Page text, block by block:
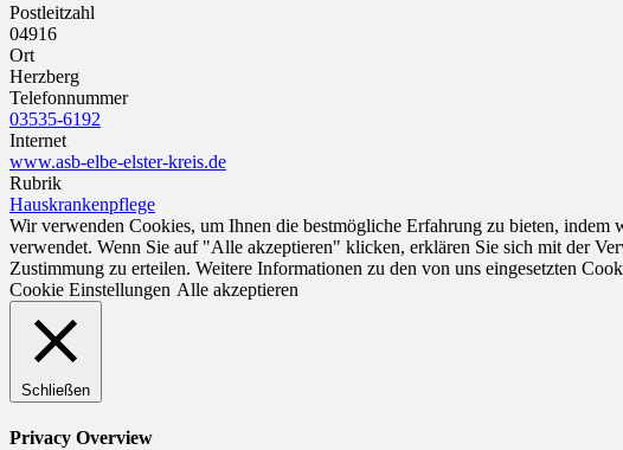
Postleitzahl
04916
Ort
Herzberg
Telefonnummer
03535-6192
Internet
www.asb-elbe-elster-kreis.de
Rubrik
Hauskrankenpflege
Wir verwenden Cookies, um Ihnen die bestmögliche Erfahrung zu bieten,
verwendet. Wenn Sie auf "Alle akzeptieren" klicken, erklären Sie sich mit der
Zustimmung zu erteilen. Weitere Informationen zu den von uns eingesetzten
Cookie Einstellungen Alle akzeptieren
Schließen
Privacy Overview